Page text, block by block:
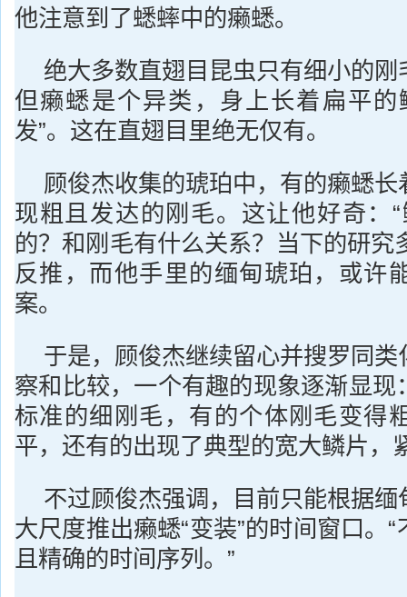
他注意到了蟋蟀中的癞蟋。
绝大多数直翅目昆虫只有细小的
但癞蟋是个异类，身上长着扁平的
发”。这在直翅目里绝无仅有。
顾俊杰收集的琥珀中，有的癞蟋
现粗且发达的刚毛。这让他好奇：
的？和刚毛有什么关系？当下的研究
反推，而他手里的缅甸琥珀，或许
案。
于是，顾俊杰继续留心并搜罗同
察和比较，一个有趣的现象逐渐显现
标准的细刚毛，有的个体刚毛变得
平，还有的出现了典型的宽大鳞片，
不过顾俊杰强调，目前只能根据
大尺度推出癞蟋“变装”的时间窗口。
且精确的时间序列。”